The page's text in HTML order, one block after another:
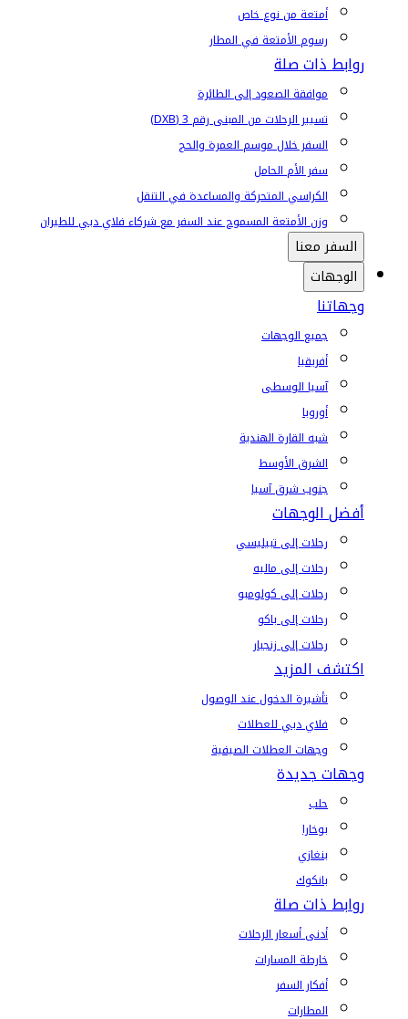
أمتعة من نوع خاص
رسوم الأمتعة في المطار
روابط ذات صلة
موافقة الصعود إلى الطائرة
تسيير الرحلات من المبنى رقم 3 (DXB)
السفر خلال موسم العمرة والحج
سفر الأم الحامل
الكراسي المتحركة والمساعدة في التنقل
وزن الأمتعة المسموح عند السفر مع شركاء فلاي دبي للطيران
السفر معنا
الوجهات
وجهاتنا
جميع الوجهات
أفريقيا
آسيا الوسطى
أوروبا
شبه القارة الهندية
الشرق الأوسط
جنوب شرق آسيا
أفضل الوجهات
رحلات إلى تبيليسي
رحلات إلى ماليه
رحلات إلى كولومبو
رحلات إلى باكو
رحلات إلى زنجبار
اكتشف المزيد
تأشيرة الدخول عند الوصول
فلاي دبي للعطلات
وجهات العطلات الصيفية
وجهات جديدة
حلب
بوخارا
بنغازي
بانكوك
روابط ذات صلة
أدنى أسعار الرحلات
خارطة المسارات
أفكار السفر
المطارات